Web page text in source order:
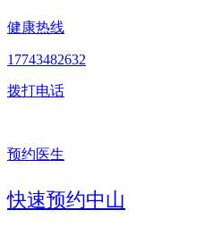
健康热线
17743482632
拨打电话
预约医生
快速预约中山